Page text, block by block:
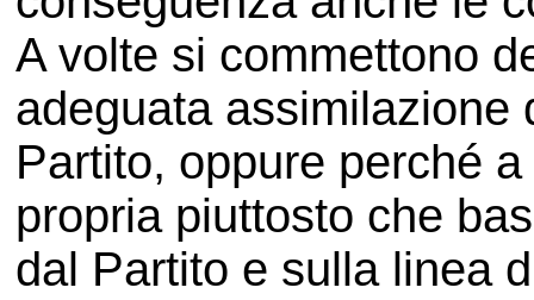
A volte si commettono
adeguata assimilazione
Partito, oppure perché
propria piuttosto che
dal Partito e sulla linea